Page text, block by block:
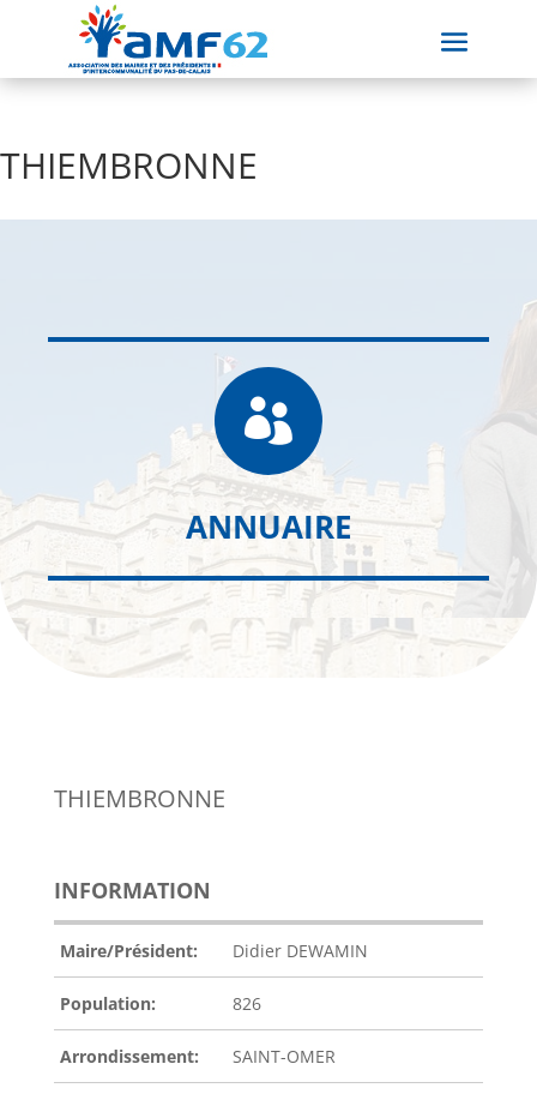
THIEMBRONNE

ANNUAIRE
THIEMBRONNE
INFORMATION
Maire/Président: Didier DEWAMIN
Population: 826
Arrondissement: SAINT-OMER